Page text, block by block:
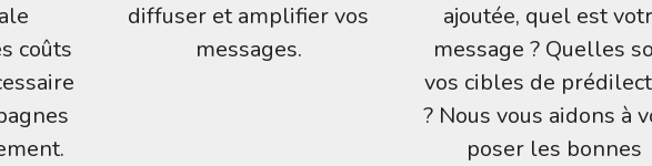
coûts
diffuser et amplifier vos
messages.
ajoutée, quel est
message ? Quelles
vos cibles de
? Nous vous aidons à
poser les bonnes